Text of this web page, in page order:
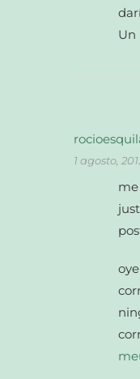
Un
1 agosto,